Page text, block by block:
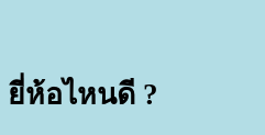
ี่ห้อไหนดี ?